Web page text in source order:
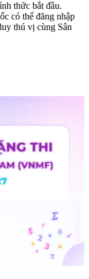
thức bắt đầu.
có thể đăng nhập
thú vị cùng Sân